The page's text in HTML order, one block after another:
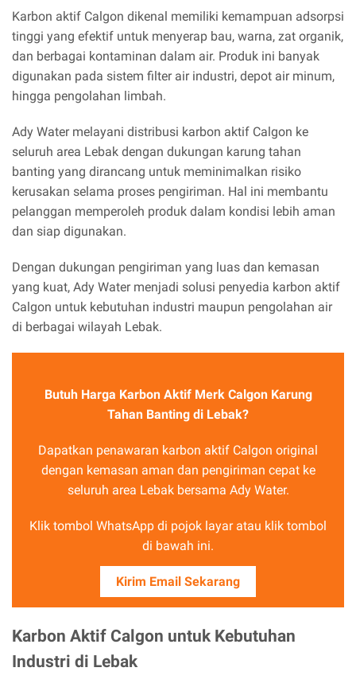
Karbon aktif Calgon dikenal memiliki kemampuan adsorpsi
tinggi yang efektif untuk menyerap bau, warna, zat organik,
dan berbagai kontaminan dalam air. Produk ini banyak
digunakan pada sistem filter air industri, depot air minum,
hingga pengolahan limbah.
Ady Water melayani distribusi karbon aktif Calgon ke
seluruh area Lebak dengan dukungan karung tahan
banting yang dirancang untuk meminimalkan risiko
kerusakan selama proses pengiriman. Hal ini membantu
pelanggan memperoleh produk dalam kondisi lebih aman
dan siap digunakan.
Dengan dukungan pengiriman yang luas dan kemasan
yang kuat, Ady Water menjadi solusi penyedia karbon aktif
Calgon untuk kebutuhan industri maupun pengolahan air
di berbagai wilayah Lebak.
Butuh Harga Karbon Aktif Merk Calgon Karung
Tahan Banting di Lebak?
Dapatkan penawaran karbon aktif Calgon original
dengan kemasan aman dan pengiriman cepat ke
seluruh area Lebak bersama Ady Water.
Klik tombol WhatsApp di pojok layar atau klik tombol
di bawah ini.
Kirim Email Sekarang
Karbon Aktif Calgon untuk Kebutuhan
Industri di Lebak